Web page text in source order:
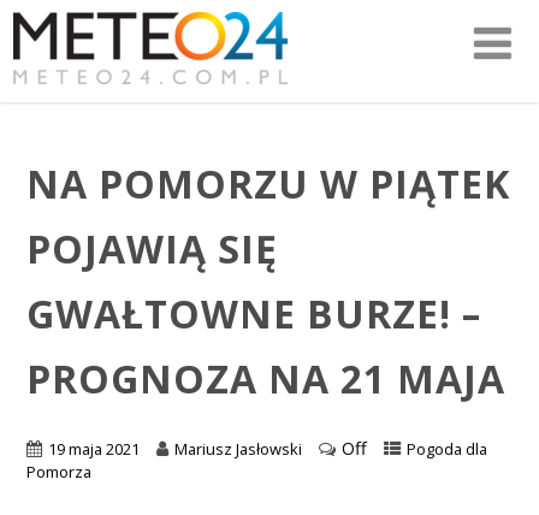
NA POMORZU W PIĄTEK
POJAWIĄ SIĘ
GWAŁTOWNE BURZE! –
PROGNOZA NA 21 MAJA
19 maja 2021 Mariusz Jasłowski Off
Pogoda dla
Pomorza